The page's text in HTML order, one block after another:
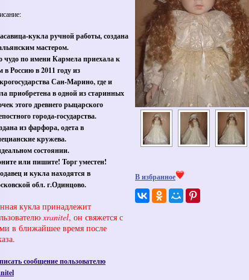
кукла ручной работы, создана
мастером.
чудо по имени Кармела приехала к
в Россию в 2011 году из
Сан-Марино, где и
приобретена в одной из старинных
этого древнего рыцарского
города-государства.
из фарфора, одета в
кружева.
состоянии.
или пишите! Торг уместен!
и кукла находятся в
обл. г.Одинцово.
кукла принадлежит
xranitel, он свяжется с
в ближайшее время после
сообщение пользователю
В избранное